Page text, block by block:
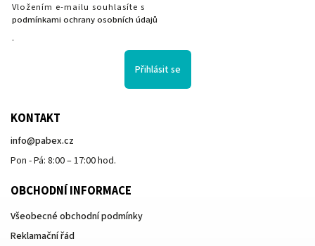
Vložením e-mailu souhlasíte s
podmínkami ochrany osobních údajů
.
Přihlásit se
KONTAKT
info@pabex.cz
Pon - Pá: 8:00 – 17:00 hod.
OBCHODNÍ INFORMACE
Všeobecné obchodní podmínky
Reklamační řád